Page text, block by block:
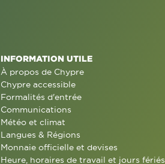
INFORMATION UTILE
À propos de Chypre
Chypre accessible
Formalités d'entrée
Communications
Météo et climat
Langues & Régions
Monnaie officielle et devises
Heure, horaires de travail et jours fériés